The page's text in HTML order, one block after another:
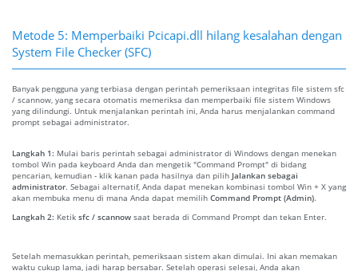
Metode 5: Memperbaiki Pcicapi.dll hilang kesalahan dengan
System File Checker (SFC)
Banyak pengguna yang terbiasa dengan perintah pemeriksaan integritas file sistem sfc
/ scannow, yang secara otomatis memeriksa dan memperbaiki file sistem Windows
yang dilindungi. Untuk menjalankan perintah ini, Anda harus menjalankan command
prompt sebagai administrator.
Langkah 1: Mulai baris perintah sebagai administrator di Windows dengan menekan
tombol Win pada keyboard Anda dan mengetik "Command Prompt" di bidang
pencarian, kemudian - klik kanan pada hasilnya dan pilih Jalankan sebagai
administrator. Sebagai alternatif, Anda dapat menekan kombinasi tombol Win + X yang
akan membuka menu di mana Anda dapat memilih Command Prompt (Admin).
Langkah 2: Ketik sfc / scannow saat berada di Command Prompt dan tekan Enter.
Setelah memasukkan perintah, pemeriksaan sistem akan dimulai. Ini akan memakan
waktu cukup lama, jadi harap bersabar. Setelah operasi selesai, Anda akan